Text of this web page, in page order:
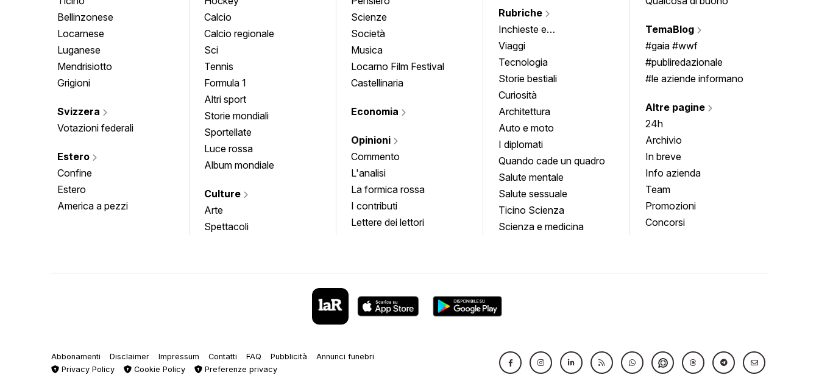
Bellinzonese
Locarnese
Luganese
Mendrisiotto
Grigioni
Svizzera
Votazioni federali
Estero
Confine
Estero
America a pezzi
Calcio
Calcio regionale
Sci
Tennis
Formula 1
Altri sport
Storie mondiali
Sportellate
Luce rossa
Album mondiale
Culture
Arte
Spettacoli
Scienze
Società
Musica
Locarno Film Festival
Castellinaria
Economia
Opinioni
Commento
L'analisi
La formica rossa
I contributi
Lettere dei lettori
Rubriche
Inchieste e
approfondimenti
Viaggi
Tecnologia
Storie bestiali
Curiosità
Architettura
Auto e moto
I diplomati
Quando cade un quadro
Salute mentale
Salute sessuale
Ticino Scienza
Scienza e medicina
TemaBlog
#gaia #wwf
#publiredazionale
#le aziende informano
Altre pagine
24h
Archivio
In breve
Info azienda
Team
Promozioni
Concorsi
Abbonamenti Disclaimer Impressum Contatti FAQ Pubblicità
Annunci funebri
Privacy Policy
Cookie Policy Preferenze privacy